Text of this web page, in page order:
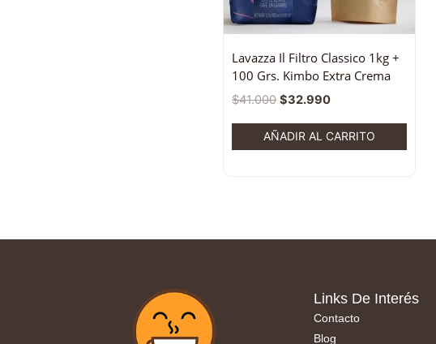
Lavazza Il Filtro Classico 1kg +
100 Grs. Kimbo Extra Crema
$41.000 $32.990
AÑADIR AL CARRITO
Links De Interés
Contacto
Blog